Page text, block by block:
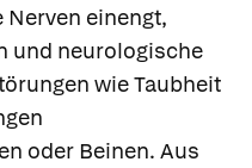
einengt,
und neurologische
wie Taubheit
oder Beinen. Aus